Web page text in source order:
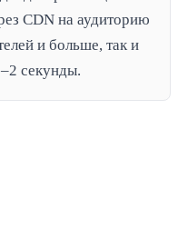
CDN на аудиторию
и больше, так и
секунды.